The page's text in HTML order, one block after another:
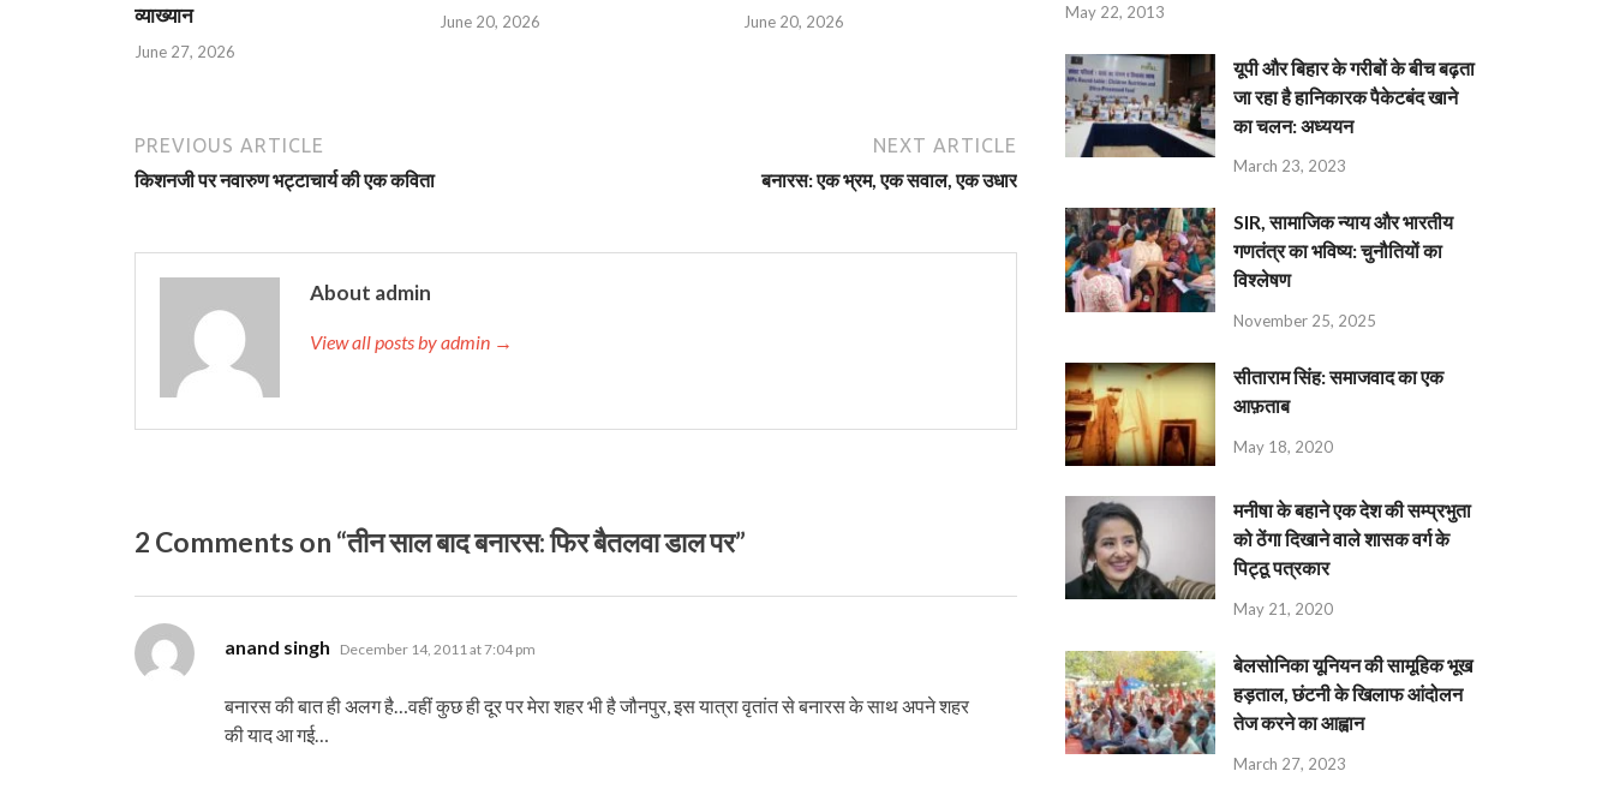
व्याख्यान
June 27, 2026
June 20, 2026 June 20, 2026
PREVIOUS ARTICLE
किशनजी पर नवारुण भट्टाचार्य की एक कविता
NEXT ARTICLE
बनारस: एक भ्रम, एक सवाल, एक उधार
About admin
View all posts by admin →
2 Comments on “तीन साल बाद बनारस: फिर बैतलवा डाल पर”
anand singh says:
December 14, 2011 at 7:04 pm
बनारस की बात ही अलग है…वहीं कुछ ही दूर पर मेरा शहर भी है जौनपुर, इस यात्रा वृतांत से बनारस के साथ अपने शहर
की याद आ गई…
May 22, 2013
यूपी और बिहार के गरीबों के बीच बढ़ता
जा रहा है हानिकारक पैकेटबंद खाने
का चलन: अध्ययन
March 23, 2023
SIR, सामाजिक न्याय और भारतीय
गणतंत्र का भविष्य: चुनौतियों का
विश्लेषण
November 25, 2025
सीताराम सिंह: समाजवाद का एक
आफ़ताब
May 18, 2020
मनीषा के बहाने एक देश की सम्प्रभुता
को ठेंगा दिखाने वाले शासक वर्ग के
पिट्ठू पत्रकार
May 21, 2020
बेलसोनिका यूनियन की सामूहिक भूख
हड़ताल, छंटनी के खिलाफ आंदोलन
तेज करने का आह्वान
March 27, 2023